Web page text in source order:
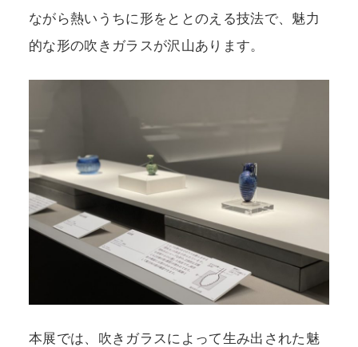
ながら熱いうちに形をととのえる技法で、魅力
的な形の吹きガラスが沢山あります。
本展では、吹きガラスによって生み出された魅